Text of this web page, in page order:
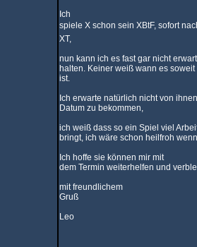
Ich
spiele X schon sein XBtF, sofort
XT,
nun kann ich es fast gar nicht
halten. Keiner weiß wann es
ist.
Ich erwarte natürlich nicht von
Datum zu bekommen,
ich weiß dass so ein Spiel viel
bringt, ich wäre schon heilfroh
Ich hoffe sie können mir mit
dem Termin weiterhelfen und
mit freundlichem
Gruß
Leo